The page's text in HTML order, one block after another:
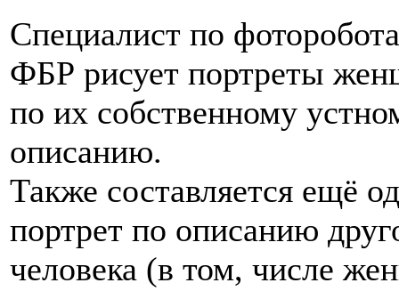
Специалист по
ФБР рисует портреты
по их собственному
описанию.
Также составляется ещё
портрет по описанию
человека (в том, числе